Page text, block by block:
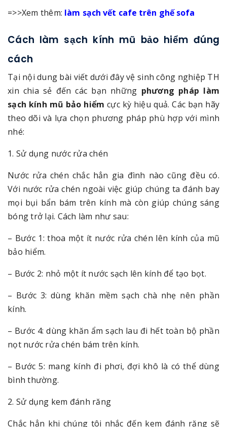
=>>Xem thêm: làm sạch vết cafe trên ghế sofa
Cách làm sạch kính mũ bảo hiểm đúng
cách
Tại nội dung bài viết dưới đây vệ sinh công nghiệp TH
xin chia sẻ đến các bạn những phương pháp làm
sạch kính mũ bảo hiểm cực kỳ hiệu quả. Các bạn hãy
theo dõi và lựa chọn phương pháp phù hợp với mình
nhé:
1. Sử dụng nước rửa chén
Nước rửa chén chắc hẳn gia đình nào cũng đều có.
Với nước rửa chén ngoài việc giúp chúng ta đánh bay
mọi bụi bẩn bám trên kính mà còn giúp chúng sáng
bóng trở lại. Cách làm như sau:
– Bước 1: thoa một ít nước rửa chén lên kính của mũ
bảo hiểm.
– Bước 2: nhỏ một ít nước sạch lên kính để tạo bọt.
– Bước 3: dùng khăn mềm sạch chà nhẹ nên phần
kính.
– Bước 4: dùng khăn ẩm sạch lau đi hết toàn bộ phần
nọt nước rửa chén bám trên kính.
– Bước 5: mang kính đi phơi, đợi khô là có thể dùng
bình thường.
2. Sử dụng kem đánh răng
Chắc hẳn khi chúng tôi nhắc đến kem đánh răng sẽ